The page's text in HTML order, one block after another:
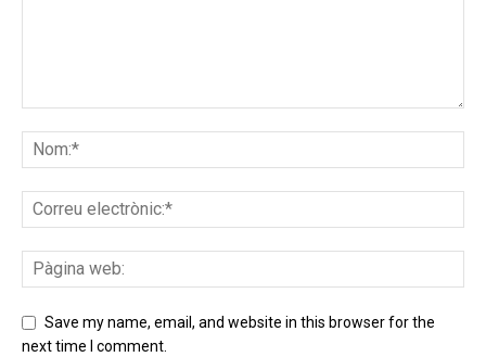
Save my name, email, and website in this browser for the
next time I comment.